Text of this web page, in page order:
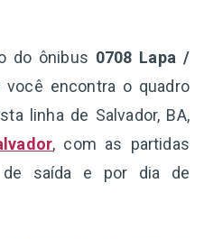
do ônibus 0708 Lapa /
você encontra o quadro
linha de Salvador, BA,
, com as partidas
de saída e por dia de